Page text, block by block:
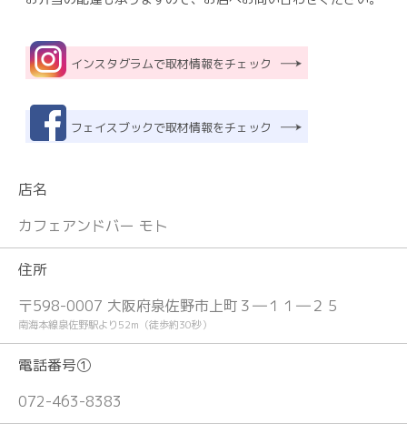
インスタグラムで取材情報をチェック
フェイスブックで取材情報をチェック
店名
カフェアンドバー モト
住所
〒598-0007 大阪府泉佐野市上町３―１１―２５
南海本線泉佐野駅より52m（徒歩約30秒）
電話番号①
072-463-8383